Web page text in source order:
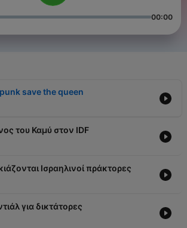
00:00
save the queen
του Καμύ στον IDF
Ισραηλινοί πράκτορες
για δικτάτορες